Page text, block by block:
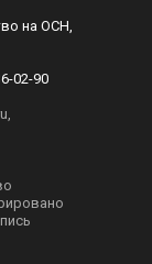
на ОСН,
02-90
,